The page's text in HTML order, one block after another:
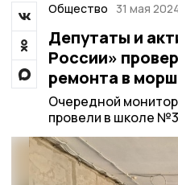
Общество 31 мая
Депутаты и
России»
ремонта в
Очередной
провели в школе